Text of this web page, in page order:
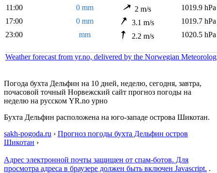
11:00
0 mm 2 m/s
1019.9 hPa
17:00
0 mm 3.1 m/s
1019.7 hPa
23:00
mm 2.2 m/s 1020.5 hPa
Weather forecast from yr.no, delivered by the Norwegian
Погода бухта Дельфин на 10 дней, неделю, сегодня, завтра,
почасовой точный Норвежский сайт прогноз погоды на
неделю на русском YR.no урно
Бухта Дельфин расположена на юго-западе острова Шикотан.
sakh-pogoda.ru › Прогноз погоды бухта Дельфин остров
Шикотан ›
Адрес электронной почты защищен от спам-ботов. Для
просмотра адреса в браузере должен быть включен Javascript. .